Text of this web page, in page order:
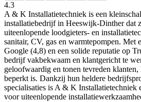
4.3
A & K Installatietechniek is een
installatiebedrijf in Heeswijk‑Dinther dat
uiteenlopende loodgieters- en
sanitair, CV, gas en warmtepompen. Met
Google (4,8) en een solide reputatie op
bedrijf vakbekwaam en klantgericht te
geloofwaardig en tonen tevreden
beperkt is. Dankzij hun heldere
specialisaties is A & K Installatietechniek
voor uiteenlopende